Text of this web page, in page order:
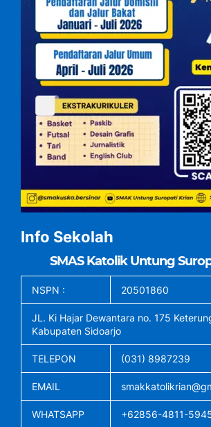
Info Sekolah
SMAS Katolik Untung
NSPN : 20501860
JL. Ki Hajar Dewantara no. 175
Kabupaten Sidoarjo
TELEPON (031) 8987239
EMAIL
WHATSAPP +62856-4811-